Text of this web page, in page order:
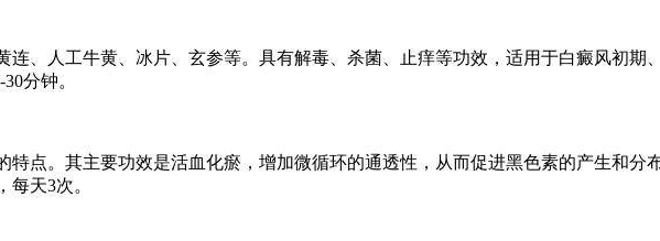
、人工牛黄、冰片、玄参等。具有解毒、杀菌、止痒等功效，适用于白癜风初期
分钟。
点。其主要功效是活血化瘀，增加微循环的通透性，从而促进黑色素的产生和分
天3次。